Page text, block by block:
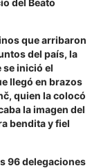
que arribaron
del país, la
se inició el
llegó en brazos
quien la colocó
la imagen del
bendita y fiel
96 delegaciones